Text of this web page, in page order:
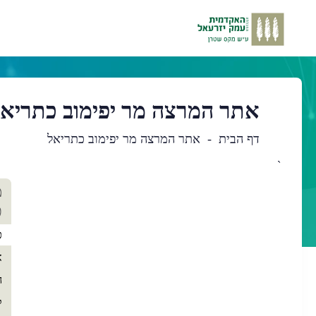
אתר המרצה מר יפימוב
דף הבית אתר המרצה מר יפימוב כתריאל
`